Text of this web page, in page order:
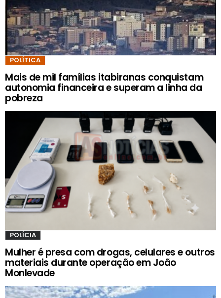
POLÍTICA
Mais de mil famílias itabiranas conquistam
autonomia financeira e superam a linha da
pobreza
POLÍCIA
Mulher é presa com drogas, celulares e outros
materiais durante operação em João
Monlevade